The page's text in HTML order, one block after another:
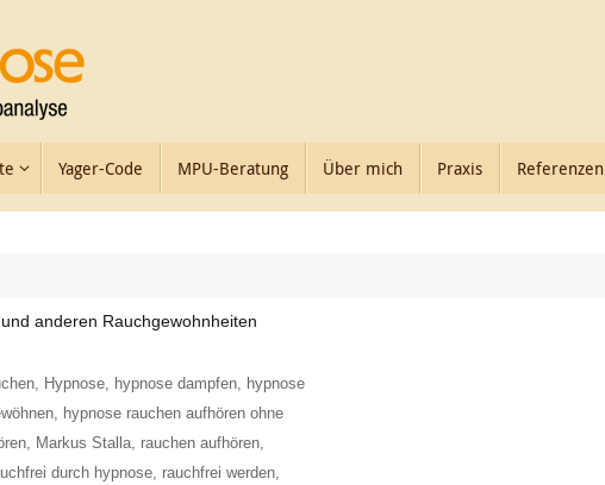
Yager-Code MPU-Beratung Über mich Praxis Referenzen
anderen Rauchgewohnheiten
, Hypnose, hypnose dampfen, hypnose
, hypnose rauchen aufhören ohne
, Markus Stalla, rauchen aufhören,
durch hypnose, rauchfrei werden,